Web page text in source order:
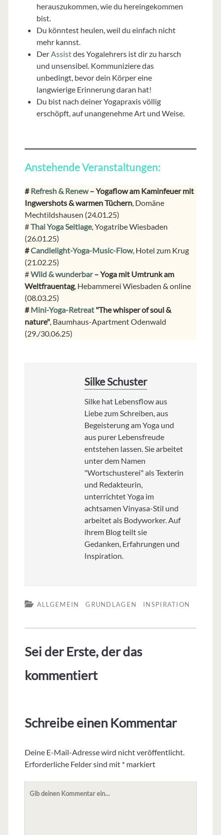
herauszukommen, wie du hereingekommen
bist.
Du könntest heulen, weil du einfach nicht
mehr kannst.
DerAssistdes Yogalehrers ist dir zu harsch
und unsensibel. Kommuniziere das
unbedingt, bevor dein Körper eine
langwierige Erinnerung daran hat!
Du bist nach deiner Yogapraxis völlig
erschöpft, auf unangenehme Art und Weise.
Anstehende Veranstaltungen:
#Refresh & Renew– Yogaflow am Kaminfeuer mit
Ingwershots & warmen Tüchern, Domäne
Mechtildshausen (24.01.25)
#Thai Yoga Seitlage, Yogatribe Wiesbaden
(26.01.25)
#Candlelight-Yoga-Music-Flow, Hotel zum Krug
(21.02.25)
#Wild & wunderbar– Yoga mit Umtrunk am
Weltfrauentag, Hebammerei Wiesbaden & online
(08.03.25)
#Mini-Yoga-Retreat"The whisper of soul &
nature", Baumhaus-Apartment Odenwald
(29./30.06.25)
Silke Schuster
Silke hat Lebensflow aus
Liebe zum Schreiben, aus
Begeisterung am Yoga und
aus purer Lebensfreude
entstehen lassen. Sie arbeitet
unter dem Namen
"Wortschusterei" als Texterin
und Redakteurin,
unterrichtet Yoga im
achtsamen Vinyasa-Stil und
arbeitet als Bodyworker. Auf
ihrem Blog teilt sie
Gedanken, Erfahrungen und
Inspiration.
ALLGEMEIN GRUNDLAGEN INSPIRATION
Sei der Erste, der das
kommentiert
Schreibe einen Kommentar
Deine E-Mail-Adresse wird nicht veröffentlicht.
Erforderliche Felder sind mit *markiert